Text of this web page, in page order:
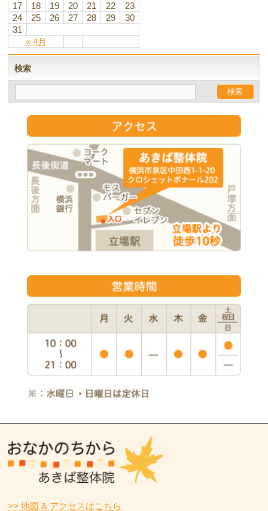
« 4月
17
18 19 20 21 22
23
24
25 26 27 28 29
30
31
検索
>> 地図 & アクセスはこちら